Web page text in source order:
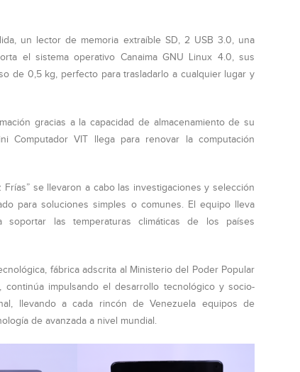
un lector de memoria extraíble SD, 2 USB 3.0, una
el sistema operativo Canaima GNU Linux 4.0, sus
de 0,5 kg, perfecto para trasladarlo a cualquier lugar y
gracias a la capacidad de almacenamiento de su
Computador VIT llega para renovar la computación
se llevaron a cabo las investigaciones y selección
para soluciones simples o comunes. El equipo lleva
las temperaturas climáticas de los países
fábrica adscrita al Ministerio del Poder Popular
continúa impulsando el desarrollo tecnológico y socio-
llevando a cada rincón de Venezuela equipos de
de avanzada a nivel mundial.